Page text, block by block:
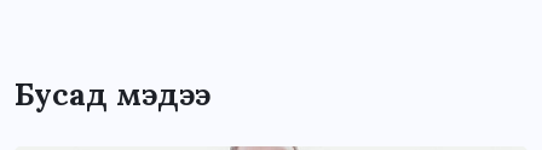
Бусад мэдээ